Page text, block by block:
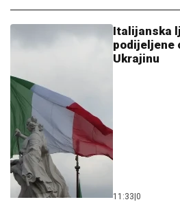
Italijanska
podijeljene
Ukrajinu
11:33|0